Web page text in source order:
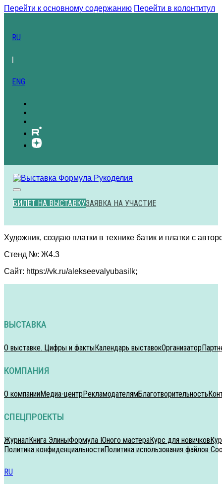
Перейти к основному содержанию Перейти в колонтитул
RU
ENG
БИЛЕТ НА ВЫСТАВКУЗАЯВКА НА УЧАСТИЕ
Художник, создаю платки в технике батик и платки с
Стенд №: Ж4.3
Сайт: https://vk.ru/alekseevalyubasilk;
ВЫСТАВКА
О выставке. Цифры и фактыКалендарь выставокОрганизатор
КОМПАНИЯ
О компанииМедиа-центрРекламодателямБлаготворительность
СПЕЦПРОЕКТЫ
ЖурналКнига ЭлиныФормула Юного мастераКурс для новичков
Политика конфиденциальностиПолитика использования файлов
RU